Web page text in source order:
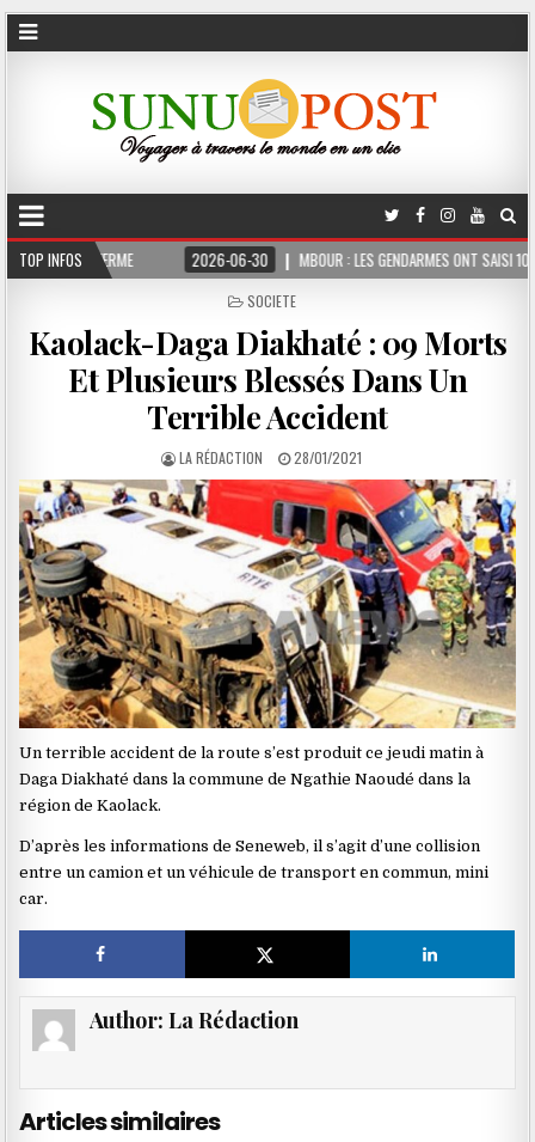
TOP INFOS
FERME 2026-06-30 MBOUR : LES GENDARMES ONT SAISI 10 KG DE
POSTED
SOCIETE
Kaolack-Daga Diakhaté : 09 Morts
Et Plusieurs Blessés Dans Un
Terrible Accident
LA RÉDACTION 28/01/2021
Un terrible accident de la route s’est produit ce jeudi matin à
Daga Diakhaté dans la commune de Ngathie Naoudé dans la
région de Kaolack.
D’après les informations de Seneweb, il s’agit d’une collision
entre un camion et un véhicule de transport en commun, mini
car.
Author: La Rédaction
Articles similaires